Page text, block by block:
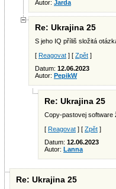
Autor: Jarda
Re: Ukrajina 25
S jeho IQ příliš složitá
[ Reagovat ] [ Zpět ]
Datum: 12.06.2023
Autor: PepikW
Re: Ukrajina 25
Copy-pastovej software
[ Reagovat ] [ Zpět ]
Datum: 12.06.2023
Autor: Lanna
Re: Ukrajina 25